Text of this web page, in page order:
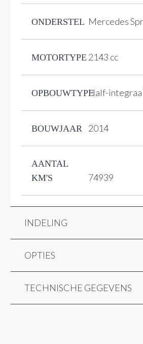
ONDERSTEL Mercedes
MOTORTYPE 2143 cc
OPBOUWTYPEHalf-integraal
BOUWJAAR 2014
AANTAL
KM'S
74939
INDELING
OPTIES
TECHNISCHE GEGEVENS